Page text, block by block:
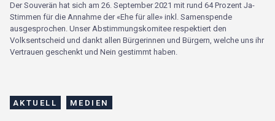
Der Souverän hat sich am 26. September 2021 mit rund 64 Prozent Ja-
Stimmen für die Annahme der «Ehe für alle» inkl. Samenspende
ausgesprochen. Unser Abstimmungskomitee respektiert den
Volksentscheid und dankt allen Bürgerinnen und Bürgern, welche uns ihr
Vertrauen geschenkt und Nein gestimmt haben.
AKTUELL MEDIEN